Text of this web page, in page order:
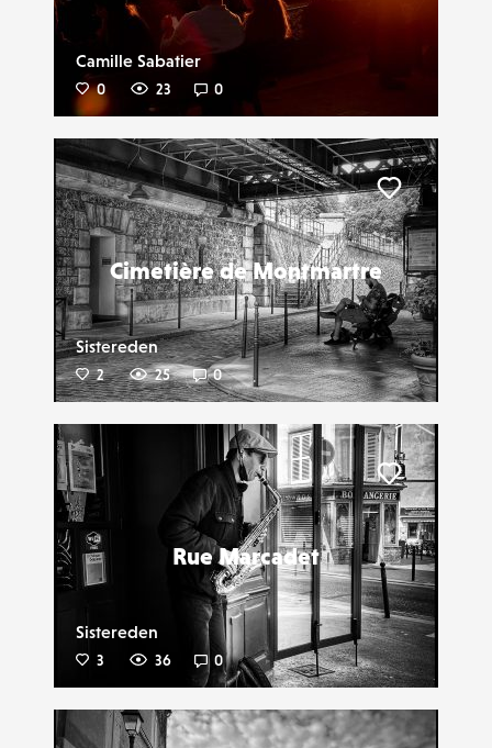
Camille Sabatier
0 23 0
Cimetière de Montmartre
Sistereden
2 25 0
Liker
Rue Marcadet
Sistereden
3 36 0
Liker